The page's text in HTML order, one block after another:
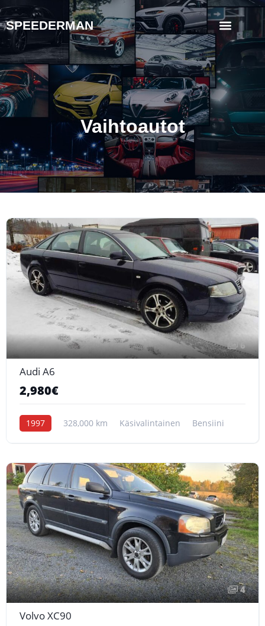
SPEEDERMAN
Vaihtoautot
6
Audi A6
2,980€
1997 328,000 km Käsivalintainen Bensiini
4
Volvo XC90